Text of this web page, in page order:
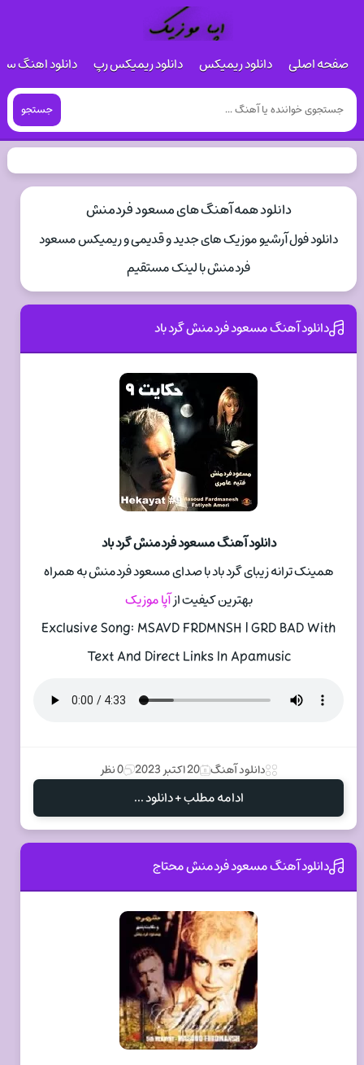
صفحه اصلی دانلود ریمیکس دانلود ریمیکس رپ دانلود اهنگ
جستجو
دانلود همه آهنگ های مسعود فردمنش
دانلود فول آرشیو موزیک های جدید و قدیمی و ریمیکس مسعود
فردمنش با لینک مستقیم
دانلود آهنگ مسعود فردمنش گرد باد
دانلود آهنگ مسعود فردمنش گرد باد
همینک ترانه زیبای گرد باد با صدای مسعود فردمنش به همراه
بهترین کیفیت ازآپا موزیک
Exclusive Song: MSAVD FRDMNSH | GRD BAD With
Text And Direct Links In Apamusic
دانلود آهنگ 20 اکتبر 2023 0 نظر
ادامه مطلب + دانلود ...
دانلود آهنگ مسعود فردمنش محتاج